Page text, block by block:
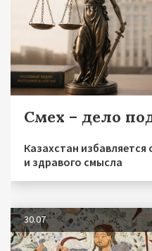
Смех – дело
Казахстан
и здравого смысла
30.07